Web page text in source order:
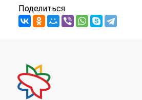
Поделиться